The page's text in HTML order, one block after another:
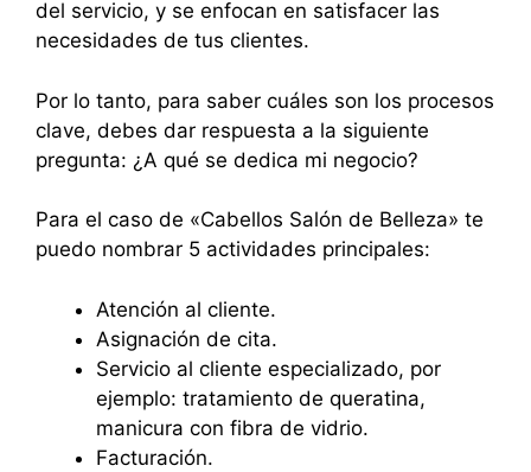
del servicio, y se enfocan en satisfacer las
necesidades de tus clientes.
Por lo tanto, para saber cuáles son los procesos
clave, debes dar respuesta a la siguiente
pregunta: ¿A qué se dedica mi negocio?
Para el caso de «Cabellos Salón de Belleza» te
puedo nombrar 5 actividades principales:
Atención al cliente.
Asignación de cita.
Servicio al cliente especializado, por
ejemplo: tratamiento de queratina,
manicura con fibra de vidrio.
Facturación.